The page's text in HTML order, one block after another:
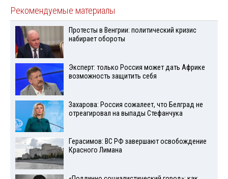
Рекомендуемые материалы
Протесты в Венгрии: политический кризис
набирает обороты
Эксперт: только Россия может дать Африке
возможность защитить себя
Захарова: Россия сожалеет, что Белград не
отреагировал на выпады Стефанчука
Герасимов: ВС РФ завершают освобождение
Красного Лимана